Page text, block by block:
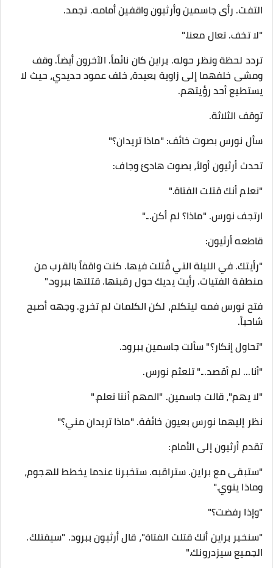
التفت. رأى جاسمين وأرثيون واقفين أمامه. تجمد.
"لا تخف. تعال معنا."
تردد لحظة ونظر حوله. براين كان نائماً. الآخرون أيضاً. وقف
ومشى خلفهما إلى زاوية بعيدة، خلف عمود حديدي، حيث لا
يستطيع أحد رؤيتهم.
توقف الثلاثة.
سأل نورس بصوت خائف: "ماذا تريدان؟"
تحدث أرثيون أولاً، بصوت هادئ وجاف:
"نعلم أنك قتلت الفتاة."
ارتجف نورس. "ماذا؟ لم أكن..."
قاطعه أرثيون:
"رأيتك. في الليلة التي قُتلت فيها. كنت واقفاً بالقرب من
منطقة الفتيات. رأيت يديك حول رقبتها. قتلتها ببرود."
فتح نورس فمه ليتكلم، لكن الكلمات لم تخرج. وجهه أصبح
شاحباً.
"تحاول إنكار؟" سألت جاسمين ببرود.
"أنا... لم أقصد..." تلعثم نورس.
"لا يهم"، قالت جاسمين. "المهم أننا نعلم."
نظر إليهما نورس بعيون خائفة. "ماذا تريدان مني؟"
تقدم أرثيون إلى الأمام:
"ستبقى مع براين. ستراقبه. ستخبرنا عندما يخطط للهجوم،
وماذا ينوي."
"وإذا رفضت؟"
"سنخبر براين أنك قتلت الفتاة"، قال أرثيون ببرود. "سيقتلك.
الجميع سيزدرونك."